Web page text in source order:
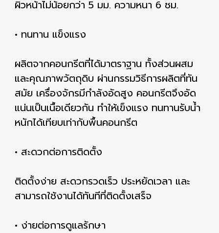
ผิวหน้าไม่น้อยกว่า 5 มม. ความหนา 6 ซม.
• ทนทาน แข็งแรง
ผลิตจากคอนกรีตที่ได้มาตราฐาน ทั้งส่วนผสม
และคุณภาพวัตถุดิบ ผ่านกรรมวิธีการผลิตที่ทัน
สมัย เครื่องจักรมีกำลังอัดสูง คอนกรีตจึงอัด
แน่นเป็นเนื้อเดียวกัน ทำให้เข็งแรง ทนทานรับน้ำ
หนักได้เทียบเท่ากับพื้นคอนกรีต
• สะดวกต่อการติดตั้ง
ติดตั้งง่าย สะดวกรวดเร็ว ประหยัดเวลา และ
สามารถใช้งานได้ทันทีที่ติดตั้งเสร็จ
• ง่ายต่อการดูแลรักษา